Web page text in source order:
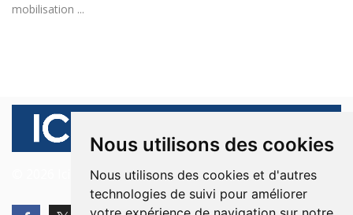
Nous utilisons des cookies
Nous utilisons des cookies et d'autres
technologies de suivi pour améliorer
mobilisation ...
© 2026 Ici Beyrouth. Tous les droits sont réservés.